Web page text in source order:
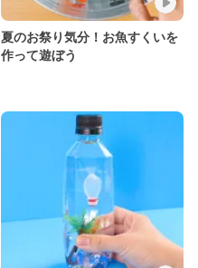
夏のお祭り気分！お魚すくいを
作って遊ぼう